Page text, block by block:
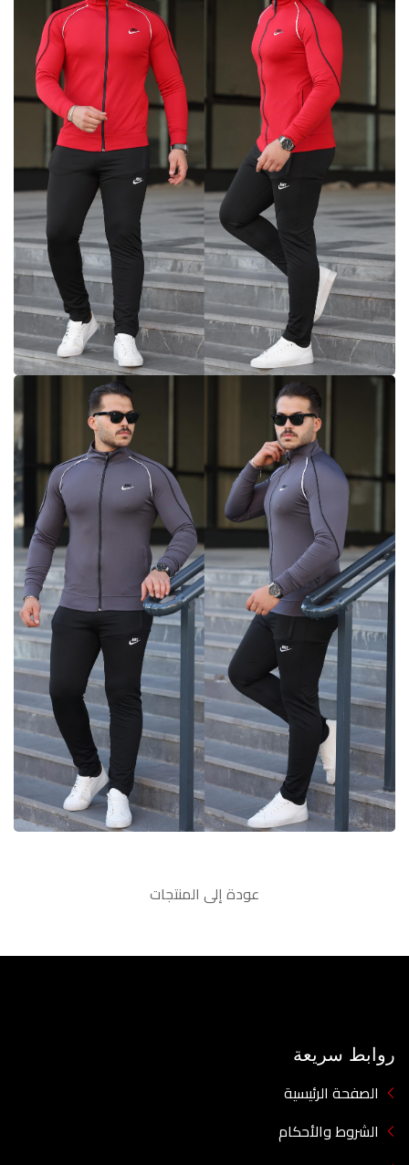
عودة إلى المنتجات
روابط سريعة
الصفحة الرئيسية
الشروط والأحكام